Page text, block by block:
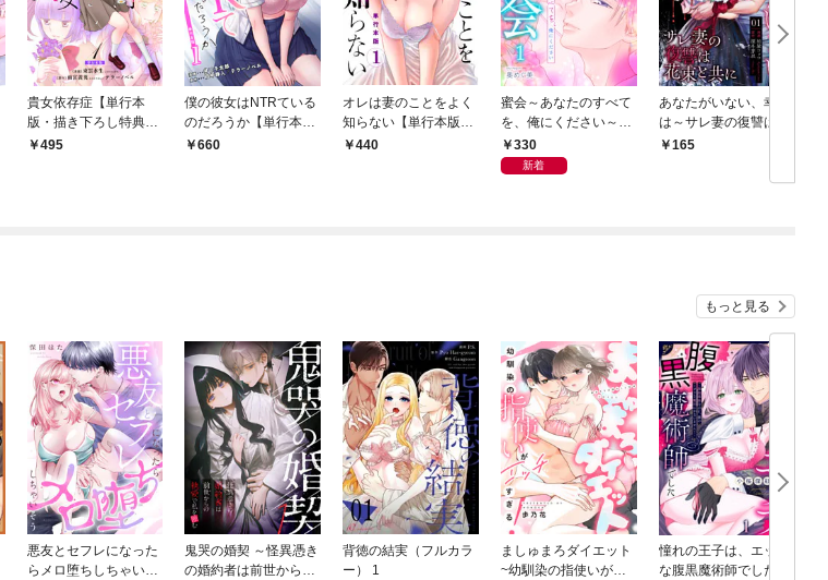
貴女依存症【単行本
版・描き下ろし特典付
き】 1
495
僕の彼女はNTRている
のだろうか【単行本
版・特典付き】 1
660
オレは妻のことをよく
知らない【単行本版】
1440
蜜会～あなたのすべて
を、俺にください～
【単行本版】 1
330
新着
あなたがいない、幸せ
は～サレ妻の復讐は花
束と共に～ 1 モラ
165
もっと見る
悪友とセフレになった
らメロ堕ちしちゃいそ
鬼哭の婚契 ～怪異憑き
の婚約者は前世からの
背徳の結実（フルカラ
ー） 1
ましゅまろダイエット
~幼馴染の指使いがエ
憧れの王子は、エッチ
な腹黒魔術師でした～